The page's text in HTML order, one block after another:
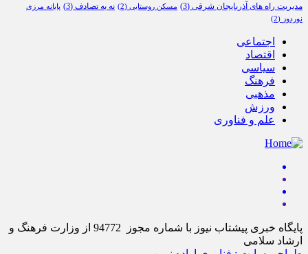
مدیریت راه های آذربایجان شرقی (3) مسکن روستایی (2) نه به تصادف (3)
پایانه مرزی
نوردوز (2)
اجتماعی
اقتصاد
سیاسی
فرهنگ
مذهبی
ورزش
علم و فناوری
پایگاه خبری پیشتاب نیوز با شماره مجوز 94772 از وزارت فرهنگ و
ارشاد سلامی